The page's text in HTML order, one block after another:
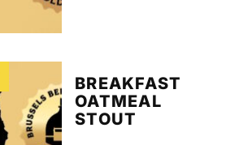
BREAKFAST
OATMEAL
STOUT